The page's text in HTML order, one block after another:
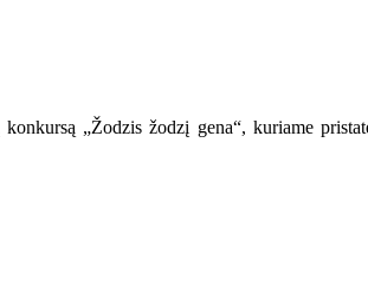
„Žodzis žodzį gena“, kuriame